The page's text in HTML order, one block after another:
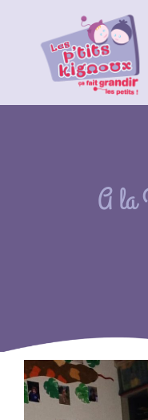
A la